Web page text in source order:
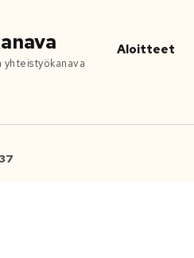
yhteistyökanava
Aloitteet